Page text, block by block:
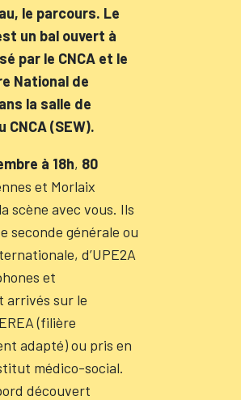
le parcours. Le
un bal ouvert à
par le CNCA et le
National de
la salle de
(SEW).
à 18h, 80
et Morlaix
scène avec vous. Ils
seconde générale ou
d’UPE2A
et
arrivés sur le
(filière
adapté) ou pris en
médico-social.
découvert